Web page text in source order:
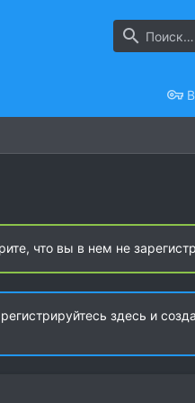
что вы в нем не
здесь и